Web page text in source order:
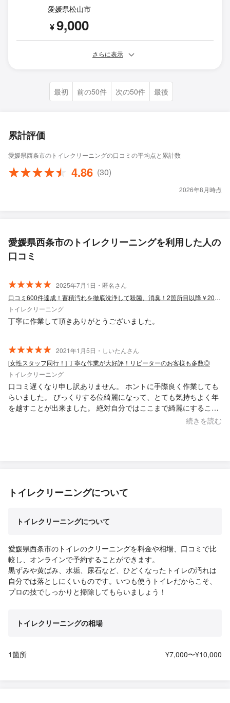
愛媛県松山市
¥9,000
さらに表示
最初 前の50件 次の50件 最後
累計評価
愛媛県西条市のトイレクリーニングの口コミの平均点と累計数
4.86 (30)
2026年8月時点
愛媛県西条市のトイレクリーニングを利用した人の
口コミ
2025年7月1日・匿名さん
口コミ600件達成！蓄積汚れを徹底洗浄して殺菌、消臭！2箇所目以降￥2000割引
トイレクリーニング
丁寧に作業して頂きありがとうございました。
2021年1月5日・しいたんさん
[女性スタッフ同行！] 丁寧な作業が大好評！リピーターのお客様も多数◎
トイレクリーニング
口コミ遅くなり申し訳ありません。 ホントに手際良く作業しても
らいました。 びっくりする位綺麗になって、とても気持ちよく年
を越すことが出来ました。 絶対自分ではここまで綺麗にすること
は出来なかったと思います。 是非また違う場所もお願いすると思
続きを読む
トイレクリーニングについて
トイレクリーニングについて
愛媛県西条市のトイレのクリーニングを料金や相場、口コミで比
較し、オンラインで予約することができます。
黒ずみや黄ばみ、水垢、尿石など、ひどくなったトイレの汚れは
自分では落としにくいものです。いつも使うトイレだからこそ、
プロの技でしっかりと掃除してもらいましょう！
トイレクリーニングの相場
1箇所 ¥7,000〜¥10,000